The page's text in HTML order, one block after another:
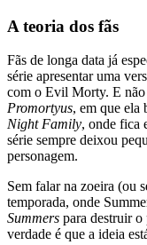
A teoria dos fãs
Fãs de longa data já
série apresentar uma
com o Evil Morty. E não
Promortyus, em que ela
Night Family, onde fica
série sempre deixou
personagem.
Sem falar na zoeira (ou
temporada, onde
Summers para destruir o
verdade é que a ideia